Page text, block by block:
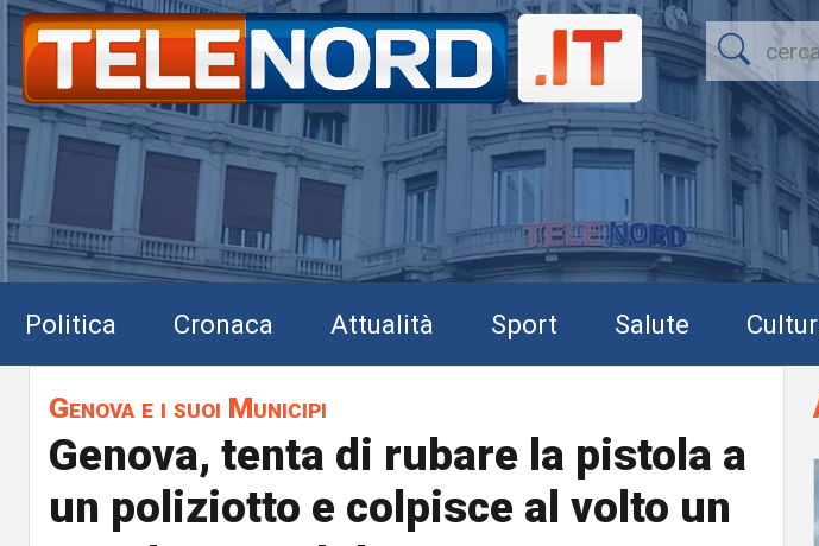
Politica Cronaca Attualità Sport Salute
Genova e i suoi Municipi
Genova, tenta di rubare la pistola a
un poliziotto e colpisce al volto un